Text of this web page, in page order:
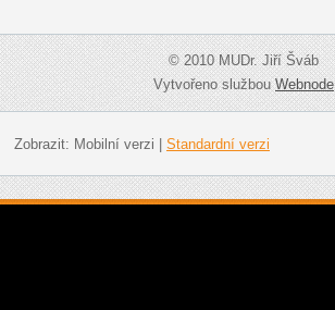
© 2010 MUDr. Jiří Šváb
Vytvořeno službouWebnode
Zobrazit: Mobilní verzi Standardní verzi